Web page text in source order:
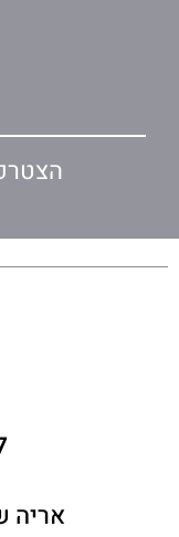
אריה שנקר